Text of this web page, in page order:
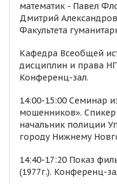
математик - Павел
Дмитрий
Факультета
Кафедра Всеобщей
дисциплин и права
Конференц-зал.
14:00-15:00 Семинар
мошенников».
начальник полиции
городу Нижнему
14:40-17:20 Показ
(1977г.). Конференц-